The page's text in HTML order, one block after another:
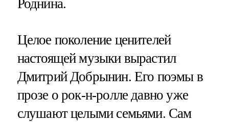
Роднина.
Целое поколение ценителей
настоящей музыки вырастил
Дмитрий Добрынин. Его поэмы в
прозе о рок-н-ролле давно уже
слушают целыми семьями. Сам